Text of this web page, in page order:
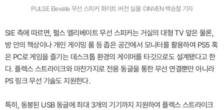
PULSE Elevate 무선 스피커 화이트 버전 실물 ©INVEN 백승철 기자
SIE 측에 따르면, 펄스 엘리베이트 무선 스피커는 거실의 대형 TV 앞은 물론,
방 안의 책상이나 개인 게이밍 룸 등 좁은 공간에서 모니터를 활용하여 PS5 혹
은 PC로 게임을 즐기는 데스크톱 환경의 게이머를 타깃으로도 설계됐다고 한
다. 플렉스 스트라이크와 마찬가지로 전용 동글을 통한 무선 연결뿐만 아니라
PS 링크 무선 기술도 지원한다.
특히, 동봉된 USB 동글에 최대 3개의 기기까지 지원하여 플렉스 스트라이크